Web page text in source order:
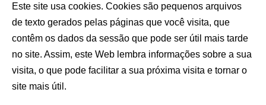
Este site usa cookies. Cookies são pequenos arquivos
de texto gerados pelas páginas que você visita, que
contêm os dados da sessão que pode ser útil mais tarde
no site. Assim, este Web lembra informações sobre a sua
visita, o que pode facilitar a sua próxima visita e tornar o
site mais útil.